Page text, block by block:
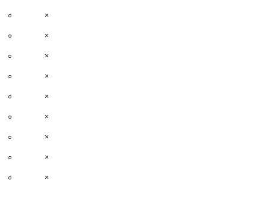
○ ×
○ ×
○ ×
○ ×
○ ×
○ ×
○ ×
○ ×
○ ×